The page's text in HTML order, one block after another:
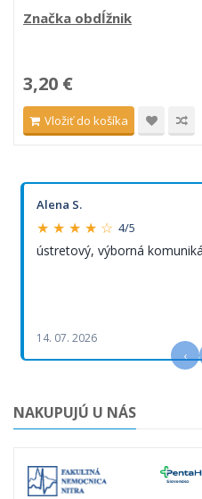
Značka obdĺžnik
3,20 €
Vložiť do košíka
Alena S.
★ ★ ★ ★ ☆ 4/5
ústretový, výborná
14. 07. 2026
‹
NAKUPUJÚ U NÁS